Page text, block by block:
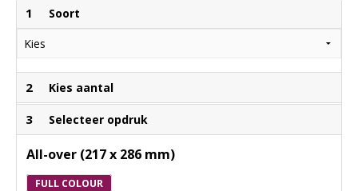
1 Soort
2 Kies aantal
3 Selecteer opdruk
All-over (217 x 286 mm)
FULL COLOUR